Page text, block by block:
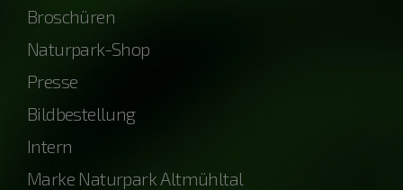
Broschüren
Naturpark-Shop
Presse
Bildbestellung
Intern
Marke Naturpark Altmühltal